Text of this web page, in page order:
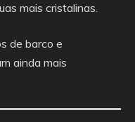
mais cristalinas.
de barco e
ainda mais